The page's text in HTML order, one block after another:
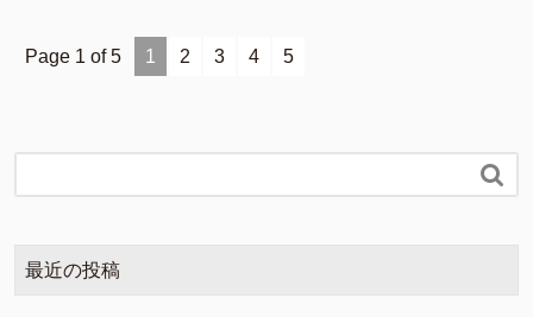
Page 1 of 5 1 2 3 4 5

最近の投稿